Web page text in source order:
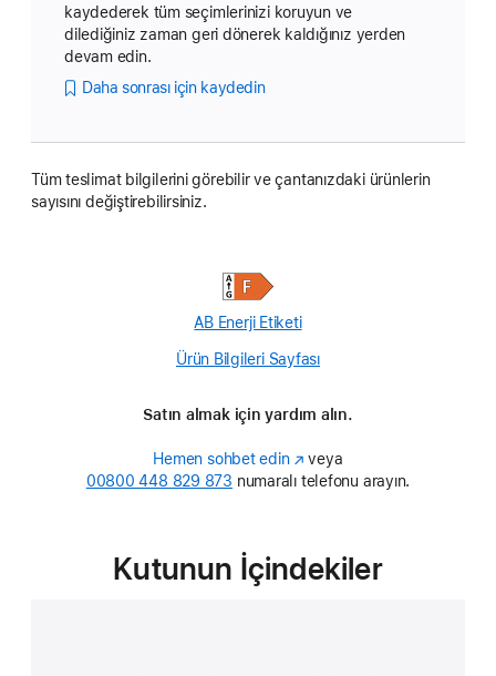
kaydederek tüm seçimlerinizi koruyun ve
dilediğiniz zaman geri dönerek kaldığınız yerden
devam edin.
Daha sonrası için kaydedin
Tüm teslimat bilgilerini görebilir ve çantanızdaki ürünlerin
sayısını değiştirebilirsiniz.
AB Enerji Etiketi
Ürün Bilgileri Sayfası
new
Satın almak için yardım alın.
Hemen sohbet edin(Yeni
pencerede
veya
00800 448 829 873 numaralı telefonu arayın.
Kutunun İçindekiler